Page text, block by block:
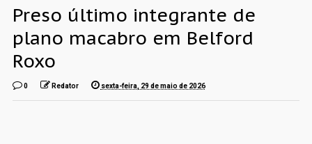
Preso último integrante de
plano macabro em Belford
Roxo
0 Redator sexta-feira, 29 de maio de 2026